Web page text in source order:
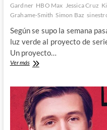
Gardner HBO Max Jessica Cruz
Grahame-Smith Simon Baz
Según se supo la semana
luz verde al proyecto de
Un proyecto…
Ver másHBO
luz
verde
a
la
serie